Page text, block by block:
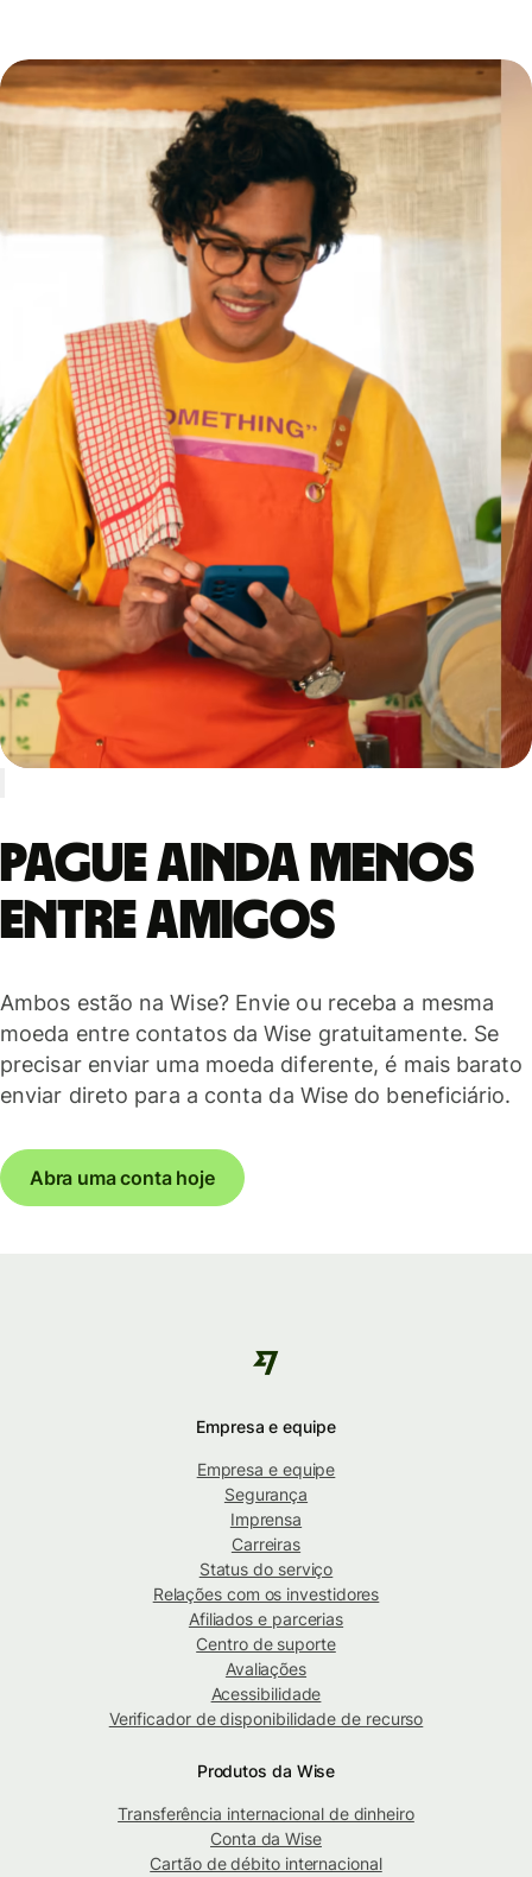
Pague ainda menos
entre amigos
Ambos estão na Wise? Envie ou receba a mesma
moeda entre contatos da Wise gratuitamente. Se
precisar enviar uma moeda diferente, é mais barato
enviar direto para a conta da Wise do beneficiário.
Abra uma conta hoje
Empresa e equipe
Empresa e equipe
Segurança
Imprensa
Carreiras
Status do serviço
Relações com os investidores
Afiliados e parcerias
Centro de suporte
Avaliações
Acessibilidade
Verificador de disponibilidade de recurso
Produtos da Wise
Transferência internacional de dinheiro
Conta da Wise
Cartão de débito internacional